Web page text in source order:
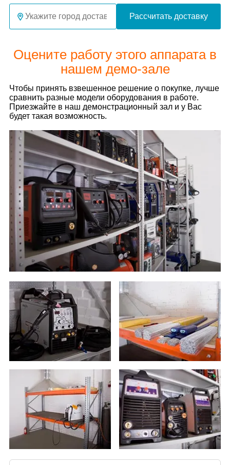
Рассчитать доставку
Оцените работу этого аппарата в
нашем демо-зале
Чтобы принять взвешенное решение о покупке, лучше
сравнить разные модели оборудования в работе.
Приезжайте в наш демонстрационный зал и у Вас
будет такая возможность.